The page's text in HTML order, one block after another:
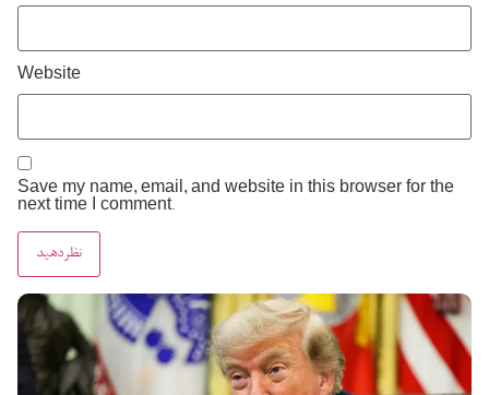
Website
Save my name, email, and website in this browser for the
next time I comment.